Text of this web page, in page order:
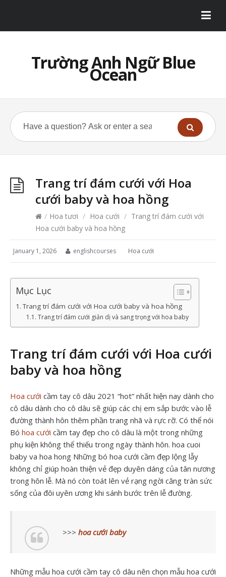
Trường Anh Ngữ Blue
Ocean
Trang trí đám cưới với Hoa
cưới baby và hoa hồng
/ Hoa tươi / Hoa cưới / Trang trí đám cưới với
Hoa cưới baby và hoa hồng
January 1, 2026 englishcourses Hoa cưới
Mục Lục
Trang trí đám cưới với Hoa cưới baby và hoa hồng
Trang trí đám cưới giản dị và sang trọng với hoa baby
Trang trí đám cưới với Hoa cưới
baby và hoa hồng
Hoa cưới cầm tay cô dâu 2021 “hot” nhất hiện nay dành cho
cô dâu dành cho cô dâu sẽ giúp các chị em sắp bước vào lễ
đường thành hôn thêm phần trang nhã và rực rỡ. Có thể nói
Bó hoa cưới cầm tay đẹp cho cô dâu là một trong những
phụ kiện không thể thiếu trong ngày thành hôn. hoa cuoi
baby va hoa hong Những bó hoa cưới cầm đẹp lộng lẫy
không chỉ giúp hoàn thiện vẻ đẹp duyên dáng của tân nương
trong hôn lễ. Mà nó còn toát lên vẻ rạng ngời căng tràn sức
sống của đôi uyên ương khi sánh bước trên lễ đường.
>>> hoa cưới baby
Những mẫu hoa cưới cầm tay cô dâu nên chọn mẫu hoa cưới